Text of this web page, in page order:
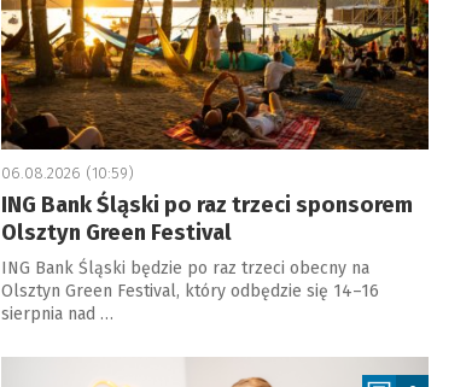
06.08.2026 (10:59)
ING Bank Śląski po raz trzeci sponsorem
Olsztyn Green Festival
ING Bank Śląski będzie po raz trzeci obecny na
Olsztyn Green Festival, który odbędzie się 14–16
sierpnia nad …
a